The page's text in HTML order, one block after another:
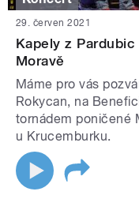
29. červen 2021
Kapely z
Moravě
Máme pro vás
Rokycan, na
tornádem poničené
u Krucemburku.